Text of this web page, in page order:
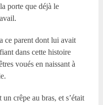
porte que déjà le
ce parent dont lui avait
dans cette histoire
voués en naissant à
crêpe au bras, et s’était